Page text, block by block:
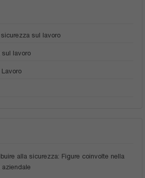
sul lavoro
sul lavoro
alla sicurezza: Figure coinvolte nella